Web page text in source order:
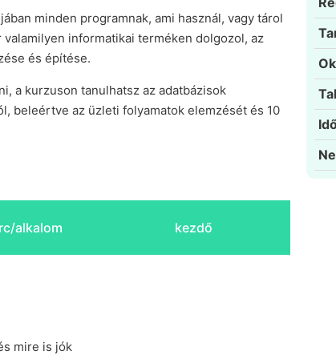
minden programnak, ami használ, vagy tárol
valamilyen informatikai terméken dolgozol, az
és építése.
a kurzuson tanulhatsz az adatbázisok
beleértve az üzleti folyamatok elemzését és 10
alkalom kezdő
mire is jók